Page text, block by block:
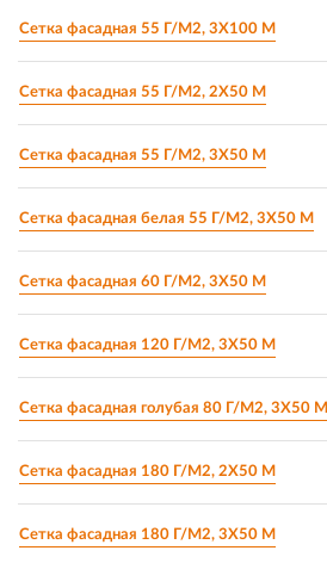
Сетка фасадная 55 Г/М2, 3Х100 М
Сетка фасадная 55 Г/М2, 2Х50 М
Сетка фасадная 55 Г/М2, 3Х50 М
Сетка фасадная белая 55 Г/М2, 3Х50 М
Сетка фасадная 60 Г/М2, 3Х50 М
Сетка фасадная 120 Г/М2, 3Х50 М
Сетка фасадная голубая 80 Г/М2, 3Х50 М
Сетка фасадная 180 Г/М2, 2Х50 М
Сетка фасадная 180 Г/М2, 3Х50 М